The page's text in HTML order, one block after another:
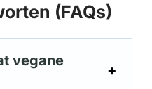
(FAQs)
vegane